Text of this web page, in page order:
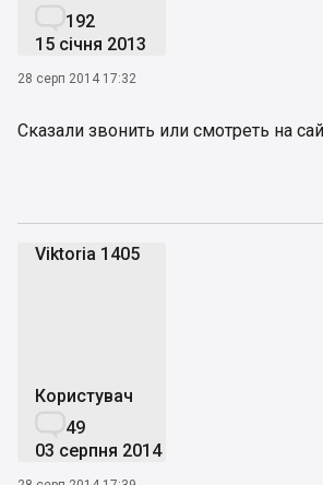
192
15 січня 2013
28 серп 2014 17:32
Сказали звонить или смотреть на
Viktoria 1405
Користувач
49
03 серпня 2014